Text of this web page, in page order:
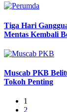
Tiga Hari
Mentas Kembali
Muscab PKB
Tokoh Penting
1
2